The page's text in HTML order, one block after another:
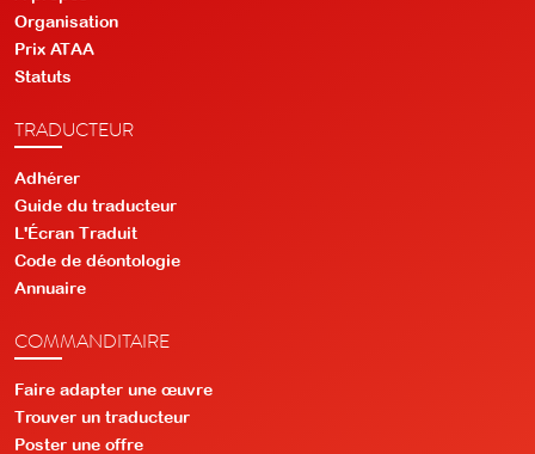
Organisation
Prix ATAA
Statuts
TRADUCTEUR
Adhérer
Guide du traducteur
L'Écran Traduit
Code de déontologie
Annuaire
COMMANDITAIRE
Faire adapter une œuvre
Trouver un traducteur
Poster une offre